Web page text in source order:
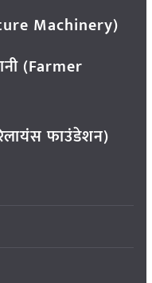
Machinery)
(Farmer
फाउंडेशन)